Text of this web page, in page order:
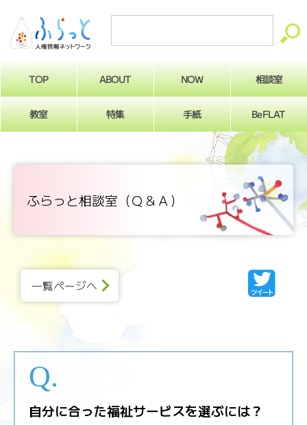
TOP ABOUT NOW 相談室
教室 特集 手紙 BeFLAT
ふらっと相談室（Ｑ＆Ａ）
一覧ページへ
自分に合った福祉サービスを選ぶには？